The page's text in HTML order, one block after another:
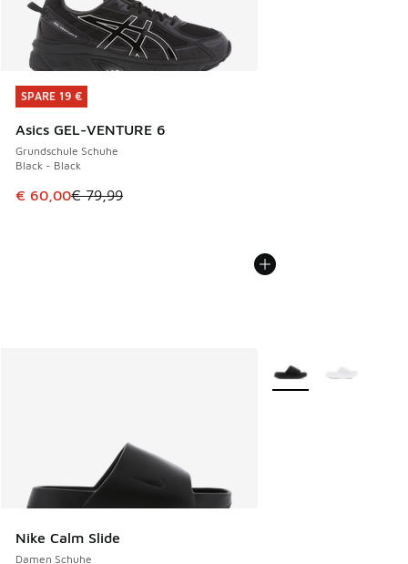
SPARE 19 €
Asics GEL-VENTURE 6
Grundschule Schuhe
Black - Black
Dieser Artikel ist im Sale. Der Preis ist von € 79,99 auf €
€ 60,00€ 79,99
SPARE 19 €
Nike Calm Slide
Damen Schuhe